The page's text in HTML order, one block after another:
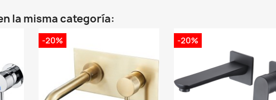
la misma categoría:
-20% -20%